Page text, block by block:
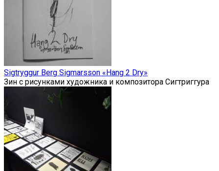
Sigtryggur Berg Sigmarsson «Hang 2 Dry»
Зин с рисунками художника и композитора Сигтриггура